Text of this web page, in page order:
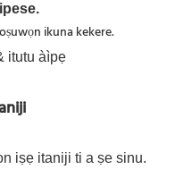
ikuna kekere.
iṣẹ itaniji ti a ṣe sinu.